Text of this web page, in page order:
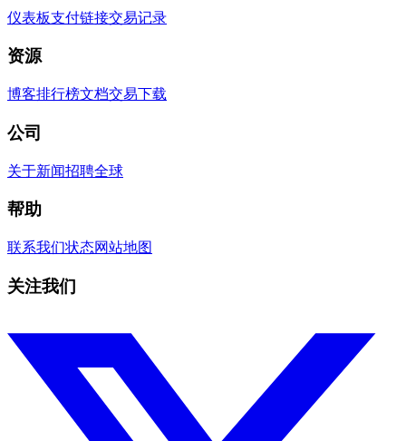
仪表板支付链接交易记录
资源
博客排行榜文档交易下载
公司
关于新闻招聘全球
帮助
联系我们状态网站地图
关注我们